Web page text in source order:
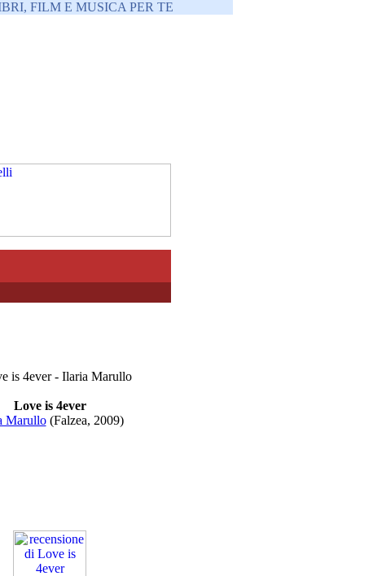
FILM E MUSICA PER TE
Love is 4ever
Marullo(Falzea, 2009)